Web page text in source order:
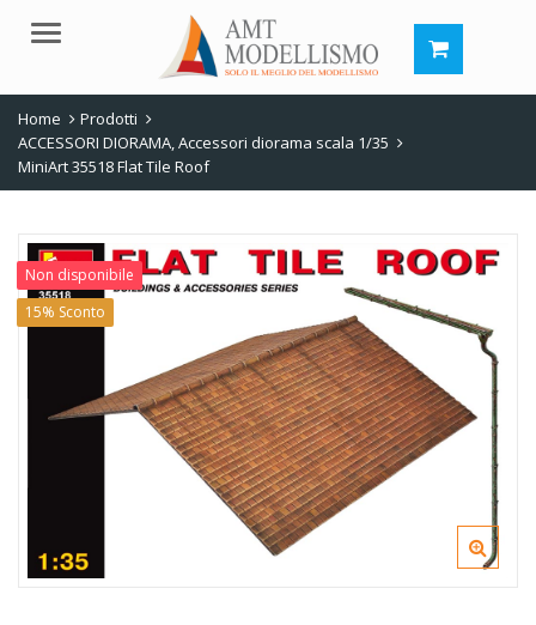
Menu
Home
Prodotti
ACCESSORI DIORAMA,Accessori diorama scala 1/35
MiniArt 35518 Flat Tile Roof
Non disponibile
15% Sconto